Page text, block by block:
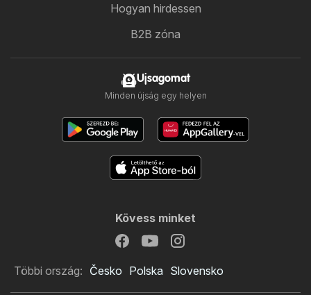
Hogyan hirdessen
B2B zóna
Ujsagomat
Minden újság egy helyen
Kövess minket
Többi ország: Česko Polska Slovensko